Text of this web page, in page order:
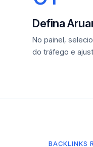
Defina
No painel,
do tráfego e
BACKLINKS